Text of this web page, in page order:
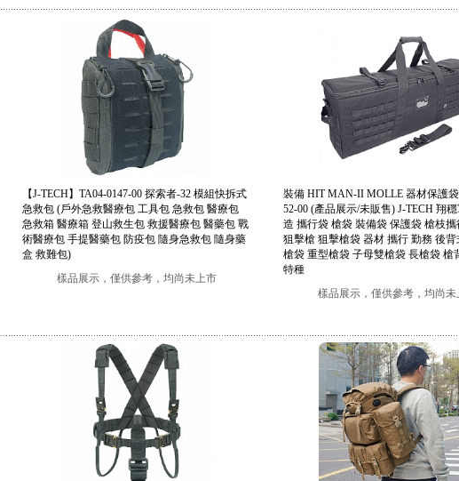
【J-TECH】TA04-0147-00 探索者-32 模組快拆式
急救包 (戶外急救醫療包 工具包 急救包 醫療包
急救箱 醫療箱 登山救生包 救援醫療包 醫藥包 戰
術醫療包 手提醫藥包 防疫包 隨身急救包 隨身藥
盒 救難包)
樣品展示，僅供參考，均尚未上市
裝備 HIT MAN-II MOLLE 器材保護
52-00 (產品展示/未販售) J-TECH 翔
造 攜行袋 槍袋 裝備袋 保護袋 槍枝攜
狙擊槍 狙擊槍袋 器材 攜行 勤務 後背
槍袋 重型槍袋 子母雙槍袋 長槍袋 槍
特種
樣品展示，僅供參考，均尚未